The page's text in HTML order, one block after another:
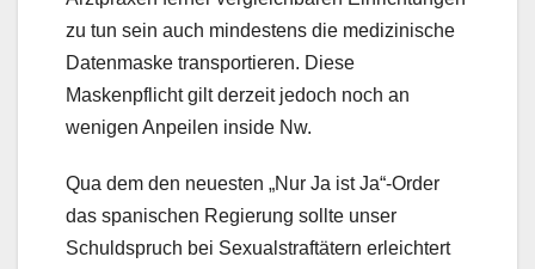
zu tun sein auch mindestens die medizinische
Datenmaske transportieren. Diese
Maskenpflicht gilt derzeit jedoch noch an
wenigen Anpeilen inside Nw.
Qua dem den neuesten „Nur Ja ist Ja“-Order
das spanischen Regierung sollte unser
Schuldspruch bei Sexualstraftätern erleichtert